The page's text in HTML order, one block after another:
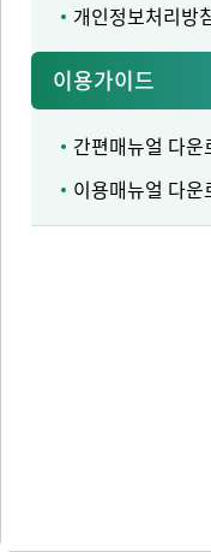
개인정보처리방
이용가이드
간편매뉴얼 다운
이용매뉴얼 다운